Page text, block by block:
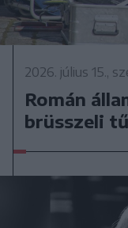
2026. július 15.,
Román
brüsszeli